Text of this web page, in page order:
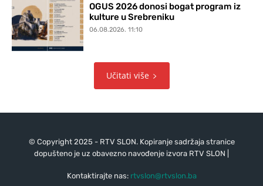
OGUS 2026 donosi bogat program iz
kulture u Srebreniku
06.08.2026. 11:10
Učitati više
© Copyright 2025 - RTV SLON. Kopiranje sadržaja stranice
dopušteno je uz obavezno navođenje izvora RTV SLON |
Kontaktirajte nas: rtvslon@rtvslon.ba